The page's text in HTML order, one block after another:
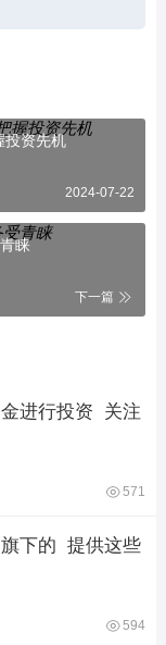
投资先机
2024-07-22
睐
下一篇
进行投资  关注
571
下的  提供这些
594